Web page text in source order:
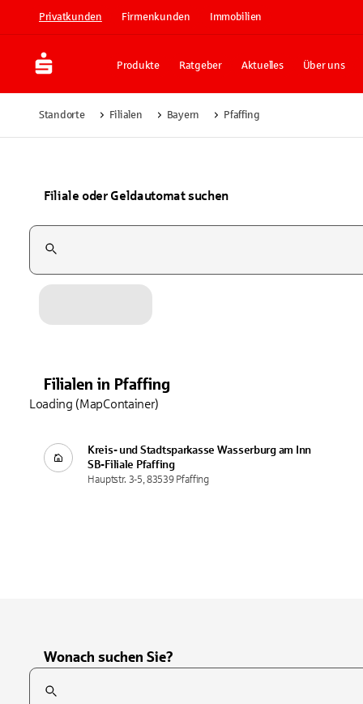
Privatkunden Firmenkunden Immobilien
Produkte Ratgeber Aktuelles Über uns
Standorte Filialen Bayern Pfaffing
Filiale oder Geldautomat suchen
Suchfeld
Filialen in Pfaffing
Kreis- und Stadtsparkasse Wasserburg am Inn
SB-Filiale Pfaffing
Hauptstr. 3-5, 83539 Pfaffing
Loading (MapContainer)
Wonach suchen Sie?
Suchfeld